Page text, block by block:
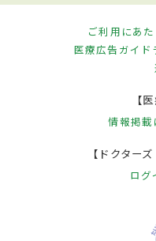
ご利用にあ
医療広告ガイド
【
情報掲載
【ドクター
ログ